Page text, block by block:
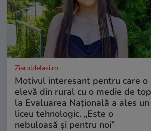
ZiaruldeIasi.ro
Motivul interesant pentru care o
elevă din rural cu o medie de top
la Evaluarea Națională a ales un
liceu tehnologic. „Este o
nebuloasă și pentru noi”